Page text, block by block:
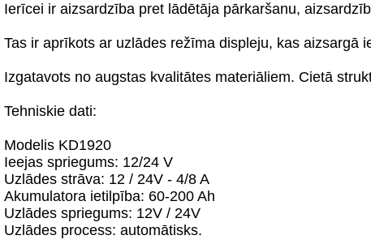
Ierīcei ir aizsardzība pret lādētāja pārkaršanu,
Tas ir aprīkots ar uzlādes režīma displeju, kas aizsargā
Izgatavots no augstas kvalitātes materiāliem. Cietā
Tehniskie dati:
Modelis KD1920
Ieejas spriegums: 12/24 V
Uzlādes strāva: 12 / 24V - 4/8 A
Akumulatora ietilpība: 60-200 Ah
Uzlādes spriegums: 12V / 24V
Uzlādes process: automātisks.